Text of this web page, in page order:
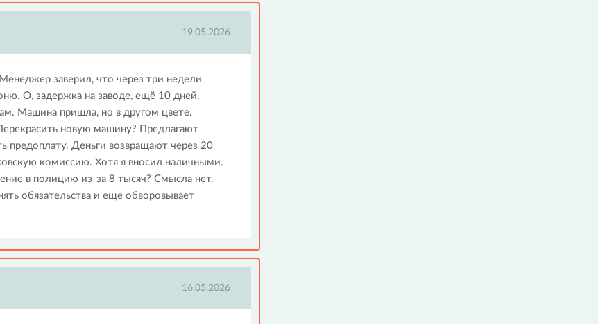
19.05.2026
заверил, что через три недели
О, задержка на заводе, ещё 10 дней.
Машина пришла, но в другом цвете.
новую машину? Предлагают
предоплату. Деньги возвращают через 20
комиссию. Хотя я вносил наличными.
в полицию из-за 8 тысяч? Смысла нет.
обязательства и ещё обворовывает
16.05.2026